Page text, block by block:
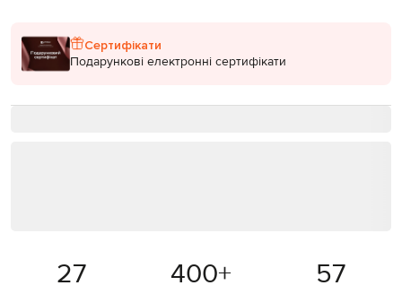
Сертифікати
Подарункові електронні сертифікати
27 400+ 57